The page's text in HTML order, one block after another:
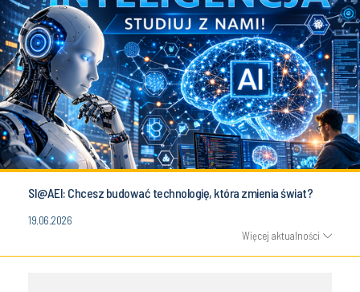
SI@AEI: Chcesz budować technologię, która zmienia świat?
19.06.2026
Więcej aktualności